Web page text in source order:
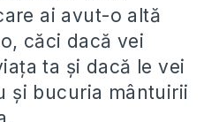
ai avut-o altă
căci dacă vei
ta și dacă le vei
și bucuria mântuirii